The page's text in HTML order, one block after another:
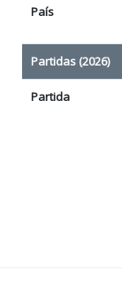
País
Partidas (2026)
Partida